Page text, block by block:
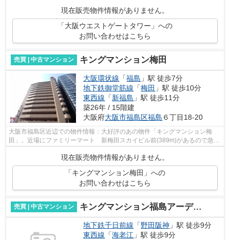
現在販売物件情報がありません。
「大阪ウエストゲートタワー」への
お問い合わせはこちら
売買 | 中古マンション キングマンション梅田
大阪環状線 「福島 」駅 徒歩7分
地下鉄御堂筋線 「梅田 」駅 徒歩10分
東西線 「新福島 」駅 徒歩11分
築26年 / 15階建
大阪府大阪市福島区福島 ６丁目18-20
大阪市福島区近辺での物件情報：大好評のあの物件「キングマンション梅
田」。近場にファミリーマート 新梅田スカイビル前(389m)があるので急な
現在販売物件情報がありません。
「キングマンション梅田」への
お問い合わせはこちら
売買 | 中古マンション キングマンション福島アーデンコート
地下鉄千日前線 「野田阪神 」駅 徒歩9分
東西線 「海老江 」駅 徒歩9分